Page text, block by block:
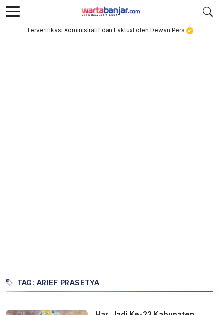
Terverifikasi Administratif dan Faktual oleh Dewan Pers
TAG: ARIEF PRASETYA